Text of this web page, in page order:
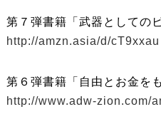
第７弾書籍「武器としての
http://amzn.asia/d/cT9xxau
第６弾書籍「自由とお金を
http://www.adw-zion.com/